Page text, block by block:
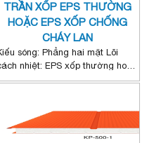
TRẦN XỐP EPS THƯỜNG
HOẶC EPS XỐP CHỐNG
CHÁY LAN
sóng: Phẳng hai mặt Lõi
nhiệt: EPS xốp thường hoặc
chống cháy lan tiêu chuẩn